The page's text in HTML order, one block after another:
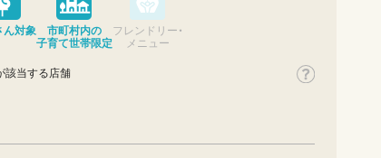
ん対象
市町村内の
子育て世帯限定
フレンドリー・
メニュー
該当する店舗